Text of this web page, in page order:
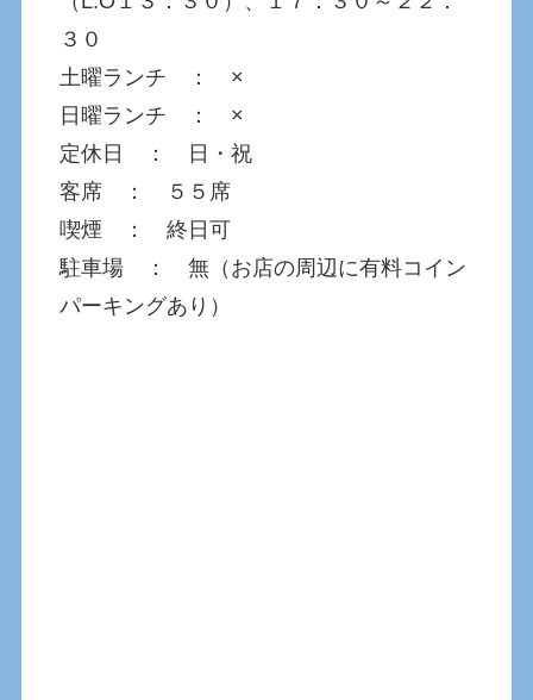
３０
土曜ランチ ： ×
日曜ランチ ： ×
定休日 ： 日・祝
客席 ： ５５席
喫煙 ： 終日可
駐車場 ： 無（お店の周辺に有料コイン
パーキングあり）